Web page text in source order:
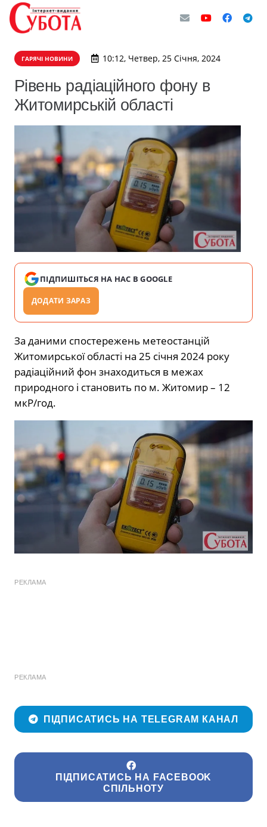
ГАРЯЧІ НОВИНИ 10:12, Четвер, 25 Січня, 2024
Рівень радіаційного фону в
Житомирській області
ПІДПИШІТЬСЯ НА НАС В GOOGLE
ДОДАТИ ЗАРАЗ
За даними спостережень метеостанцій
Житомирської області на 25 січня 2024 року
радіаційний фон знаходиться в межах
природного і становить по м. Житомир – 12
мкР/год.
РЕКЛАМА
РЕКЛАМА
ПІДПИСАТИСЬ НА TELEGRAM КАНАЛ
ПІДПИСАТИСЬ НА FACEBOOK
СПІЛЬНОТУ